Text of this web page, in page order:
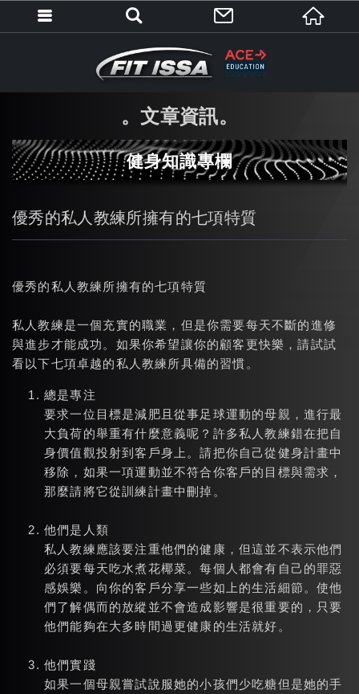
文章資訊
健身知識專欄
優秀的私人教練所擁有的七項特質
優秀的私人教練所擁有的七項特質
私人教練是一個充實的職業，但是你需要每天不斷的進修
與進步才能成功。如果你希望讓你的顧客更快樂，請試試
看以下七項卓越的私人教練所具備的習慣。
總是專注
要求一位目標是減肥且從事足球運動的母親，進行最
大負荷的舉重有什麼意義呢？許多私人教練錯在把自
身價值觀投射到客戶身上。請把你自己從健身計畫中
移除，如果一項運動並不符合你客戶的目標與需求，
那麼請將它從訓練計畫中刪掉。
他們是人類
私人教練應該要注重他們的健康，但這並不表示他們
必須要每天吃水煮花椰菜。每個人都會有自己的罪惡
感娛樂。向你的客戶分享一些如上的生活細節。使他
們了解偶而的放縱並不會造成影響是很重要的，只要
他們能夠在大多時間過更健康的生活就好。
他們實踐
如果一個母親嘗試說服她的小孩們少吃糖但是她的手